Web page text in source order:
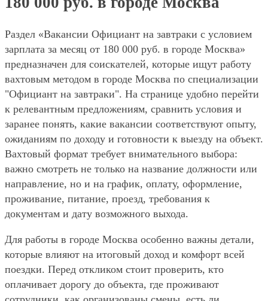
Раздел «Вакансии Официант на завтраки с условием
зарплата за месяц от 180 000 руб. в городе Москва»
предназначен для соискателей, которые ищут работу
вахтовым методом в городе Москва по специализации
"Официант на завтраки". На странице удобно перейти
к релевантным предложениям, сравнить условия и
заранее понять, какие вакансии соответствуют опыту,
ожиданиям по доходу и готовности к выезду на объект.
Вахтовый формат требует внимательного выбора:
важно смотреть не только на название должности или
направление, но и на график, оплату, оформление,
проживание, питание, проезд, требования к
документам и дату возможного выхода.
Для работы в городе Москва особенно важны детали,
которые влияют на итоговый доход и комфорт всей
поездки. Перед откликом стоит проверить, кто
оплачивает дорогу до объекта, где проживают